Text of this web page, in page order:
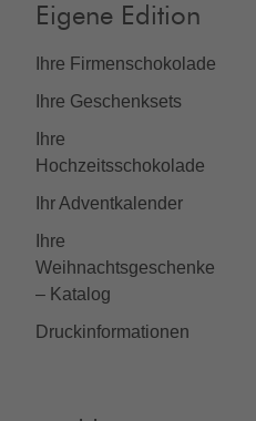
Eigene Edition
Ihre Firmenschokolade
Ihre Geschenksets
Ihre
Hochzeitsschokolade
Ihr Adventkalender
Ihre
Weihnachtsgeschenke
– Katalog
Druckinformationen